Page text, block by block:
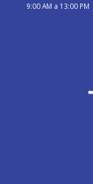
9:00 AM a 13:00 PM